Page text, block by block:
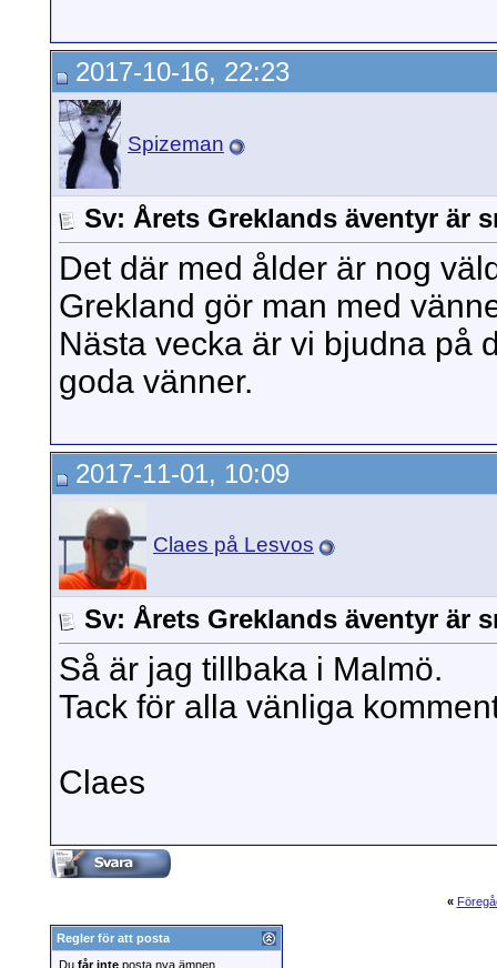
2017-10-16, 22:23
Spizeman
Sv: Årets Greklands äventyr är
Det där med ålder är nog
Grekland gör man med
Nästa vecka är vi bjudna på
goda vänner.
2017-11-01, 10:09
Claes på Lesvos
Sv: Årets Greklands äventyr är
Så är jag tillbaka i Malmö.
Tack för alla vänliga
Claes
«
Regler för att posta
Du får inte posta nya ämnen